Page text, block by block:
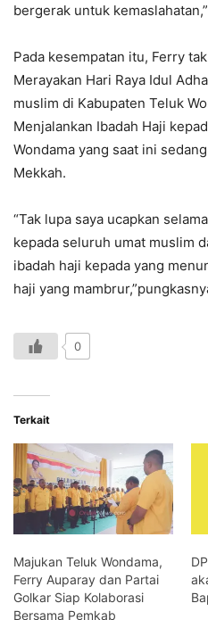
bergerak untuk
Pada kesempatan itu, Ferry
Merayakan Hari Raya Idul
muslim di Kabupaten Teluk
Menjalankan Ibadah Haji
Wondama yang saat ini
Mekkah.
“Tak lupa saya ucapkan
kepada seluruh umat muslim
ibadah haji kepada yang
haji yang
0
Terkait
Majukan Teluk Wondama,
Ferry Auparay dan Partai
Golkar Siap Kolaborasi
Bersama Pemkab